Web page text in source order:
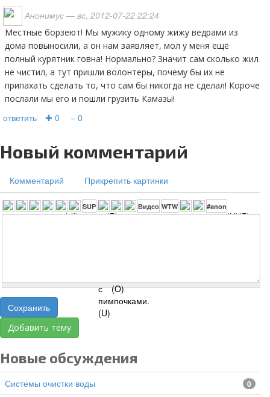
Анонимус — вс, 2012-07-22 22:24
Местные борзеют! Мы мужику одному жижу ведрами из
дома повыносили, а он нам заявляет, мол у меня ещё
полный курятник говна! Нормально? Значит сам сколько жил
не чистил, а тут пришли волонтеры, почему бы их не
припахать сделать то, что сам бы никогда не сделал! Короче
послали мы его и пошли грузить Камазы!
ответить ✚ 0 − 0
Новый комментарий
Комментарий Прикрепить картинки
Сохранить
Добавить тему
Новые обсуждения
Системы очистки воды 0